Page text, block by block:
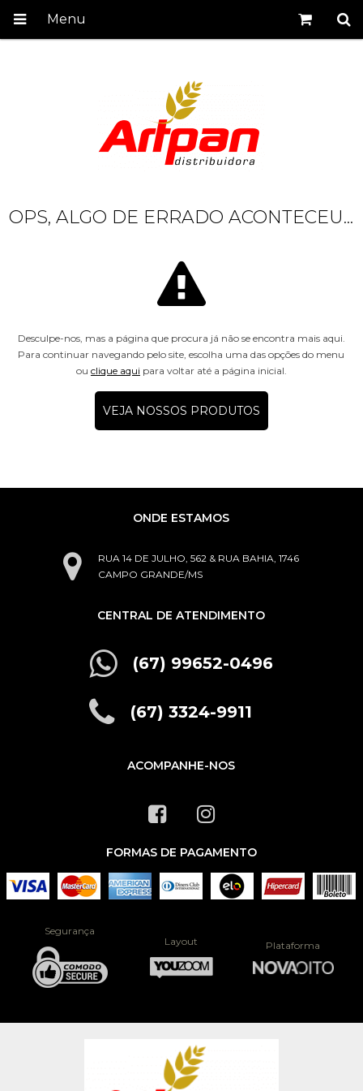
Menu
OPS, ALGO DE ERRADO ACONTECEU...
Desculpe-nos, mas a página que procura já não se encontra mais aqui.
Para continuar navegando pelo site, escolha uma das opções do menu
ou clique aqui para voltar até a página inicial.
VEJA NOSSOS PRODUTOS
ONDE ESTAMOS
RUA 14 DE JULHO, 562 & RUA BAHIA, 1746
CAMPO GRANDE/MS
CENTRAL DE ATENDIMENTO
(67) 99652-0496
(67) 3324-9911
ACOMPANHE-NOS
FORMAS DE PAGAMENTO
Segurança
Layout
Plataforma